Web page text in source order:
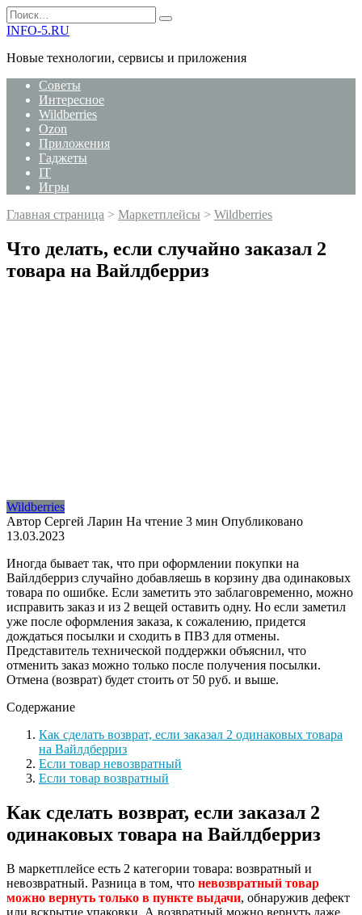
Перейти
к
Search
for:
INFO-5.RU
Новые технологии, сервисы и приложения
Советы
Интересное
Wildberries
Ozon
Приложения
Гаджеты
IT
Игры
Главная страница > Маркетплейсы > Wildberries
Что делать, если случайно заказал 2
товара на Вайлдберриз
Wildberries
Автор Сергей Ларин На чтение 3 мин Опубликовано
13.03.2023
Иногда бывает так, что при оформлении покупки на
Вайлдберриз случайно добавляешь в корзину два одинаковых
товара по ошибке. Если заметить это заблаговременно, можно
исправить заказ и из 2 вещей оставить одну. Но если заметил
уже после оформления заказа, к сожалению, придется
дождаться посылки и сходить в ПВЗ для отмены.
Представитель технической поддержки объяснил, что
отменить заказ можно только после получения посылки.
Отмена (возврат) будет стоить от 50 руб. и выше.
Содержание
Как сделать возврат, если заказал 2 одинаковых товара
на Вайлдберриз
Если товар невозвратный
Если товар возвратный
Как сделать возврат, если заказал 2
одинаковых товара на Вайлдберриз
В маркетплейсе есть 2 категории товара: возвратный и
невозвратный. Разница в том, что невозвратный товар
можно вернуть только в пункте выдачи, обнаружив дефект
или вскрытие упаковки. А возвратный можно вернуть даже